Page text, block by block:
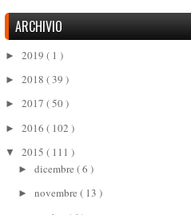
ARCHIVIO
► 2019 ( 1 )
► 2018 ( 39 )
► 2017 ( 50 )
► 2016 ( 102 )
▼ 2015 ( 111 )
► dicembre ( 6 )
► novembre ( 13 )